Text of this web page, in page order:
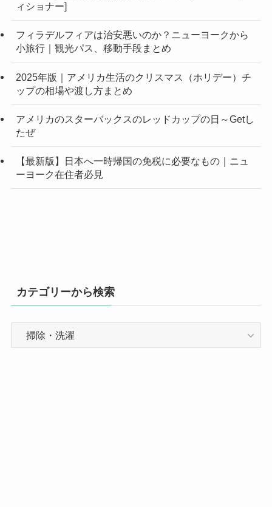
ィショナー]
フィラデルフィアは治安悪いのか？ニューヨークから
小旅行｜観光パス、移動手段まとめ
2025年版｜アメリカ生活のクリスマス（ホリデー）チ
ップの相場や渡し方まとめ
アメリカのスターバックスのレッドカップの日～Getし
たぜ
【最新版】日本へ一時帰国の免税に必要なもの｜ニュ
ーヨーク在住者必見
カテゴリーから検索